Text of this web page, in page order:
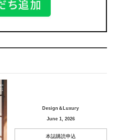
Design＆Luxury
June 1, 2026
本誌購読申込